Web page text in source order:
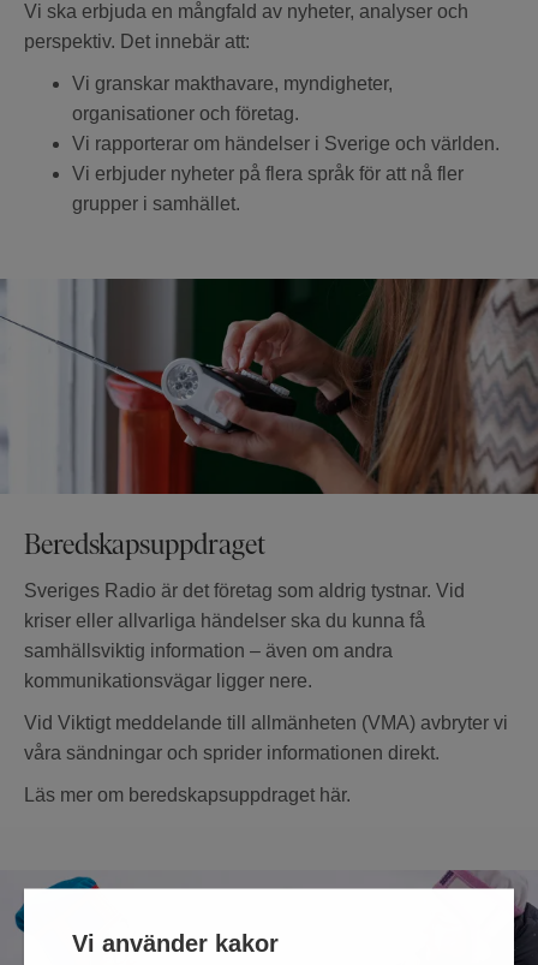
Vi använder kakor
Vi ska erbjuda en mångfald av nyheter, analyser och
perspektiv. Det innebär att:
Vi granskar makthavare, myndigheter,
organisationer och företag.
Vi rapporterar om händelser i Sverige och världen.
Vi erbjuder nyheter på flera språk för att nå fler
grupper i samhället.
Beredskapsuppdraget
Sveriges Radio är det företag som aldrig tystnar. Vid
kriser eller allvarliga händelser ska du kunna få
samhällsviktig information – även om andra
kommunikationsvägar ligger nere.
Vid Viktigt meddelande till allmänheten (VMA) avbryter vi
våra sändningar och sprider informationen direkt.
Läs mer om beredskapsuppdraget här.